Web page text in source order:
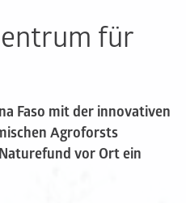
für
Faso mit der innovativen
Agroforsts
vor Ort ein